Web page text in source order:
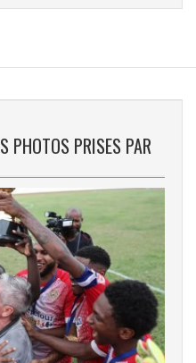
PHOTOS PRISES PAR